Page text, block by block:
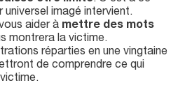
imagé intervient.
aider à mettre des mots
montrera la victime.
réparties en une vingtaine
de comprendre ce qui